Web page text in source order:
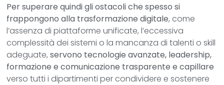
Per superare quindi gli ostacoli che spesso si
frappongono alla trasformazione digitale, come
l’assenza di piattaforme unificate, l’eccessiva
complessità dei sistemi o la mancanza di talenti o skill
adeguate,servono tecnologie avanzate, leadership,
formazione e comunicazione trasparente e capillare
verso tutti i dipartimenti per condividere e sostenere